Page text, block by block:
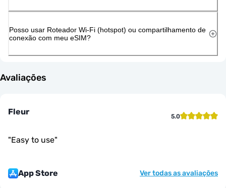
Posso usar Roteador Wi-Fi (hotspot) ou compartilhamento de
conexão com meu eSIM?
Avaliações
Fleur 5.0
"Easy to use"
App Store Ver todas as avaliações